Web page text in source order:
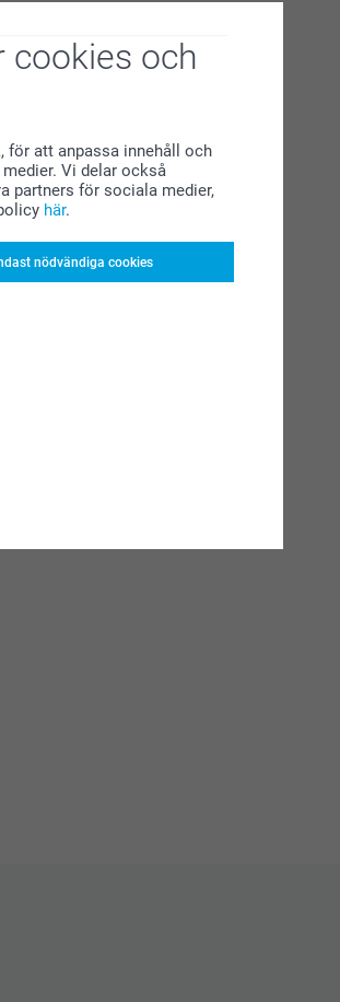
cookies och
för att anpassa innehåll och
Vi delar också
partners för sociala medier,
här.
nödvändiga cookies